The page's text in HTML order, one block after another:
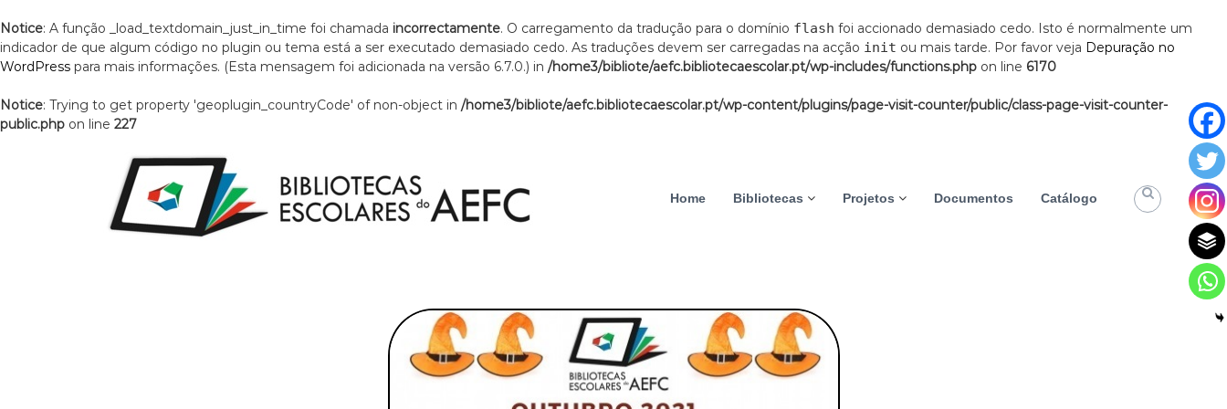
Notice: A função _load_textdomain_just_in_time foi chamada incorrectamente. O carregamento da tradução para o domínio flash foi accionado demasiado cedo. Isto é normalmente um
indicador de que algum código no plugin ou tema está a ser executado demasiado cedo. As traduções devem ser carregadas na acção init ou mais tarde. Por favor veja Depuração no
WordPress para mais informações. (Esta mensagem foi adicionada na versão 6.7.0.) in /home3/bibliote/aefc.bibliotecaescolar.pt/wp-includes/functions.php on line 6170
Notice: Trying to get property 'geoplugin_countryCode' of non-object in /home3/bibliote/aefc.bibliotecaescolar.pt/wp-content/plugins/page-visit-counter/public/class-page-visit-counter-
public.php on line 227
c
a
s
E
a
d
e
s
Home Bibliotecas Projetos Documentos Catálogo